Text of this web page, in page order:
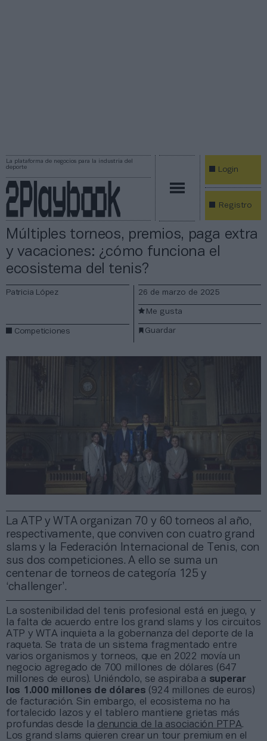
La plataforma de negocios para la industria del
deporte
Login
Registro
Múltiples torneos, premios, paga extra
y vacaciones: ¿cómo funciona el
ecosistema del tenis?
La ATP y WTA organizan 70 y 60 torneos al año,
respectivamente, que conviven con cuatro grand
slams y la Federación Internacional de Tenis, con
sus dos competiciones. A ello se suma un
centenar de torneos de categoría 125 y
‘challenger’.
Patricia López
Competiciones
26 de marzo de 2025
Guardar
Me gusta
La sostenibilidad del tenis profesional está en juego, y
la falta de acuerdo entre los grand slams y los circuitos
ATP y WTA inquieta a la gobernanza del deporte de la
raqueta. Se trata de un sistema fragmentado entre
varios organismos y torneos, que en 2022 movía un
negocio agregado de 700 millones de dólares (647
millones de euros). Uniéndolo, se aspiraba a superar
los 1.000 millones de dólares (924 millones de euros)
de facturación. Sin embargo, el ecosistema no ha
fortalecido lazos y el tablero mantiene grietas más
profundas desde la denuncia de la asociación PTPA.
Los grand slams quieren crear un tour premium en el